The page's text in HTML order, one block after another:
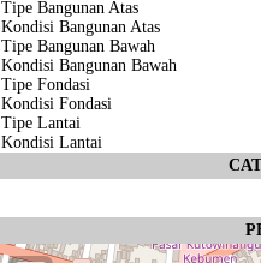
Tipe Bangunan Atas
Kondisi Bangunan Atas
Tipe Bangunan Bawah
Kondisi Bangunan Bawah
Tipe Fondasi
Kondisi Fondasi
Tipe Lantai
Kondisi Lantai